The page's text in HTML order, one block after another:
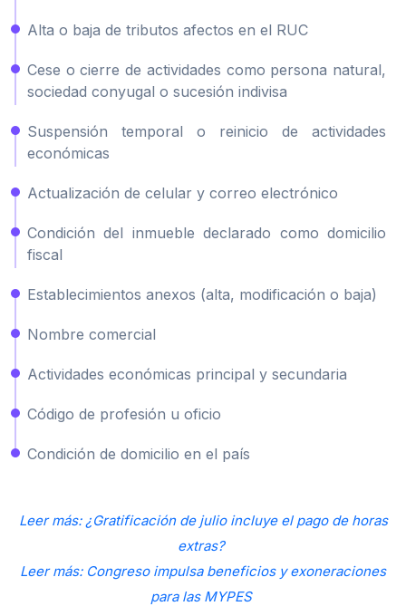
Alta o baja de tributos afectos en el RUC
Cese o cierre de actividades como persona natural,
sociedad conyugal o sucesión indivisa
Suspensión temporal o reinicio de actividades
económicas
Actualización de celular y correo electrónico
Condición del inmueble declarado como domicilio
fiscal
Establecimientos anexos (alta, modificación o baja)
Nombre comercial
Actividades económicas principal y secundaria
Código de profesión u oficio
Condición de domicilio en el país
Leer más: ¿Gratificación de julio incluye el pago de horas
extras?
Leer más: Congreso impulsa beneficios y exoneraciones
para las MYPES